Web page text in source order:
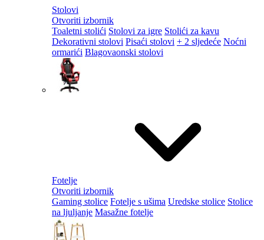
Stolovi
Otvoriti izbornik
Toaletni stolići Stolovi za igre Stolići za kavu
Dekorativni stolovi Pisaći stolovi + 2 sljedeće Noćni
ormarići Blagovaonski stolovi
Fotelje
Otvoriti izbornik
Gaming stolice Fotelje s ušima Uredske stolice Stolice
na ljuljanje Masažne fotelje